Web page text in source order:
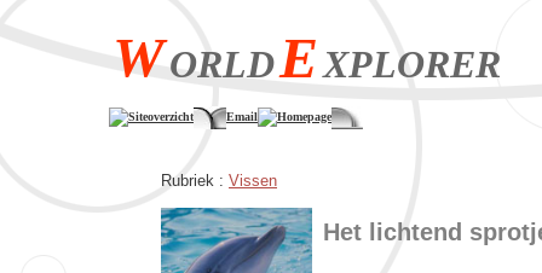
WORLDEXPLORER
Siteoverzicht Email Homepage
Rubriek : Vissen
Het lichtend